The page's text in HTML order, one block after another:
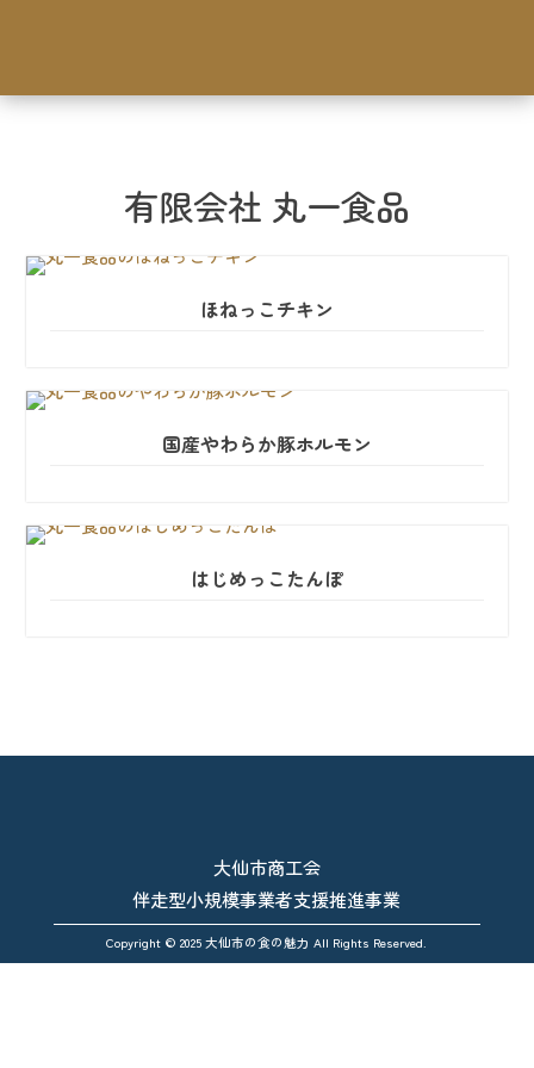
有限会社 丸一食品
ほねっこチキン
国産やわらか豚ホルモン
はじめっこたんぽ
大仙市商工会
伴走型小規模事業者支援推進事業
Copyright © 2025 大仙市の食の魅力 All Rights Reserved.